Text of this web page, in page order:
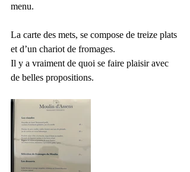
menu.
La carte des mets, se compose de treize plats
et d’un chariot de fromages.
Il y a vraiment de quoi se faire plaisir avec
de belles propositions.